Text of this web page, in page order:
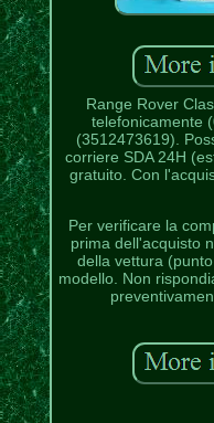
Range Rover
telefonicamente
(3512473619).
corriere SDA 24H
gratuito. Con
Per verificare la
prima dell'acquisto
della vettura
modello. Non